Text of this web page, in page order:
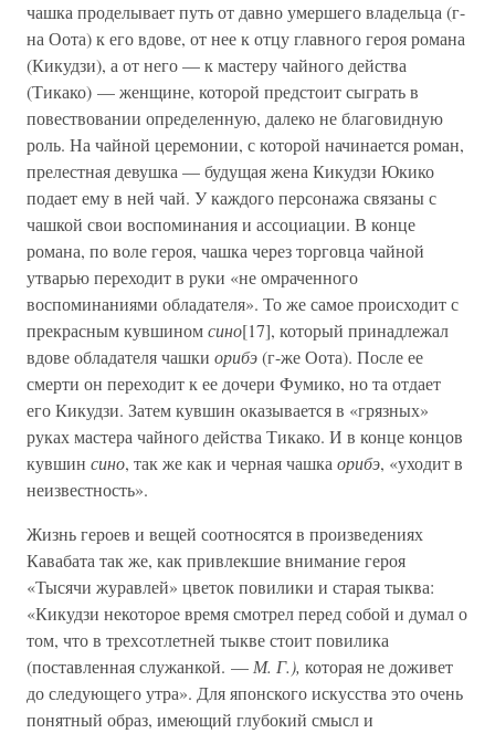
чашка проделывает путь от давно умершего владельца (г-
на Оота) к его вдове, от нее к отцу главного героя романа
(Кикудзи), а от него — к мастеру чайного действа
(Тикако) — женщине, которой предстоит сыграть в
повествовании определенную, далеко не благовидную
роль. На чайной церемонии, с которой начинается роман,
прелестная девушка — будущая жена Кикудзи Юкико
подает ему в ней чай. У каждого персонажа связаны с
чашкой свои воспоминания и ассоциации. В конце
романа, по воле героя, чашка через торговца чайной
утварью переходит в руки «не омраченного
воспоминаниями обладателя». То же самое происходит с
прекрасным кувшиномсино[17], который принадлежал
вдове обладателя чашки орибэ(г-же Оота). После ее
смерти он переходит к ее дочери Фумико, но та отдает
его Кикудзи. Затем кувшин оказывается в «грязных»
руках мастера чайного действа Тикако. И в конце концов
кувшин сино, так же как и черная чашка орибэ, «уходит в
неизвестность».
Жизнь героев и вещей соотносятся в произведениях
Кавабата так же, как привлекшие внимание героя
«Тысячи журавлей» цветок повилики и старая тыква:
«Кикудзи некоторое время смотрел перед собой и думал о
том, что в трехсотлетней тыкве стоит повилика
(поставленная служанкой. — М. Г.), которая не доживет
до следующего утра». Для японского искусства это очень
понятный образ, имеющий глубокий смысл и